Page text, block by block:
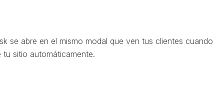
se abre en el mismo modal que ven tus clientes cuando
tu sitio automáticamente.